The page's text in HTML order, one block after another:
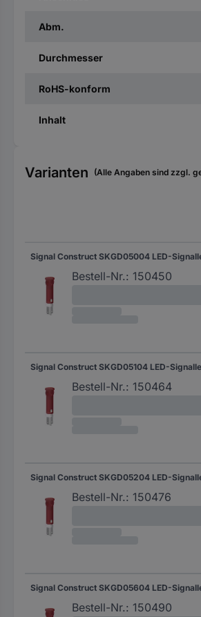
Abm.
Durchmesser
RoHS-konform
Inhalt
Varianten (Alle Angaben sind zzgl.
Bestell-Nr.: 150450
Bestell-Nr.: 150464
Bestell-Nr.: 150476
Bestell-Nr.: 150490